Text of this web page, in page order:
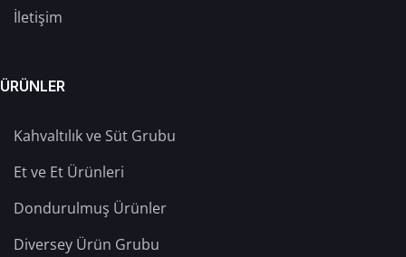
İletişim
ÜRÜNLER
Kahvaltılık ve Süt Grubu
Et ve Et Ürünleri
Dondurulmuş Ürünler
Diversey Ürün Grubu